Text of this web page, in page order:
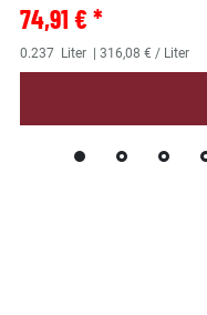
74,91 € *
0.237 Liter | 316,08 € / Liter